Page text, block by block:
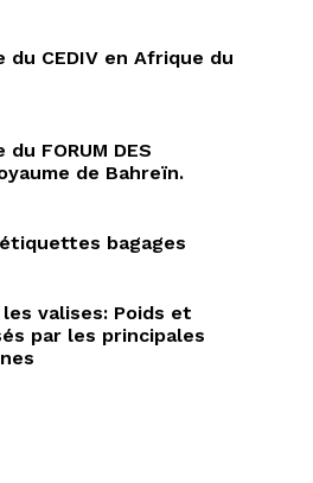
du CEDIV en Afrique du
FORUM DES
de Bahreïn.
bagages
valises: Poids et
par les principales